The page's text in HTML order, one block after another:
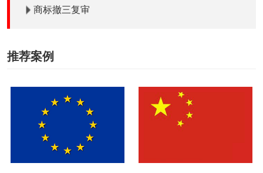
商标撤三复审
推荐案例